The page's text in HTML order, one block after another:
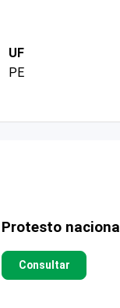
UF
PE
Protesto nacional
Consultar